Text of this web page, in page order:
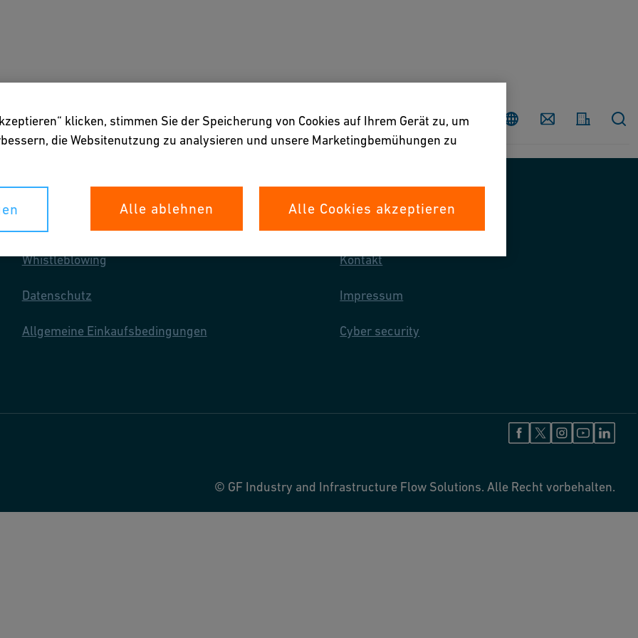
Land Contact
Downloads & Tools Über uns
Whistleblowing
Datenschutz
Allgemeine Einkaufsbedingungen
Kontakt
Impressum
Cyber security
© GF Industry and Infrastructure Flow Solutions. Alle Recht vorbehalten.
klicken, stimmen Sie der Speicherung von Cookies auf Ihrem Gerät zu, um
die Websitenutzung zu analysieren und unsere Marketingbemühungen zu
Alle ablehnen Alle Cookies akzeptieren